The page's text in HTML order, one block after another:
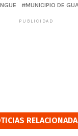
MUNICIPIO DE
PUBLICIDAD